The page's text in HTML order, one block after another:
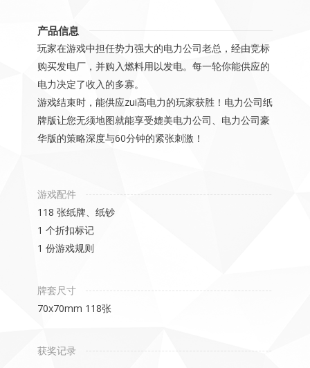
产品信息
玩家在游戏中担任势力强大的电力公司老总，经由竞标
购买发电厂，并购入燃料用以发电。每一轮你能供应的
电力决定了收入的多寡。
游戏结束时，能供应zui高电力的玩家获胜！电力公司纸
牌版让您无须地图就能享受媲美电力公司、电力公司豪
华版的策略深度与60分钟的紧张刺激！
游戏配件
118 张纸牌、纸钞
1 个折扣标记
1 份游戏规则
牌套尺寸
70x70mm 118张
获奖记录